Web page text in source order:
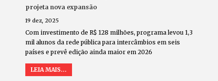
projeta nova expansão
19 dez, 2025
Com investimento de R$ 128 milhões, programa levou 1,3
mil alunos da rede pública para intercâmbios em seis
países e prevê edição ainda maior em 2026
LEIA MAIS...